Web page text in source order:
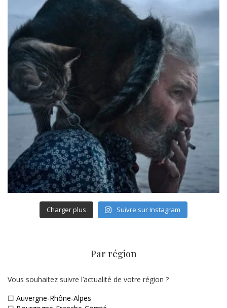
Charger plus Suivre sur Instagram
Par région
Vous souhaitez suivre l’actualité de votre région ?
☐ Auvergne-Rhône-Alpes